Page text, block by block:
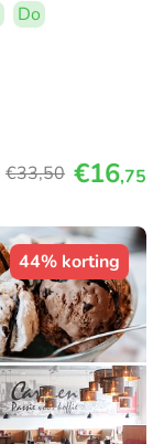
Do
€33,50 €16,75
44% korting